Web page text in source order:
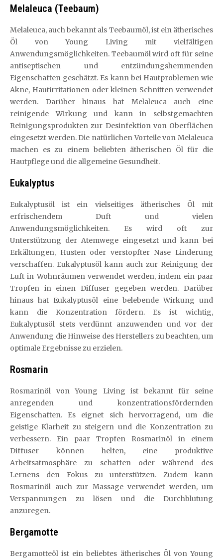
Melaleuca (Teebaum)
Melaleuca, auch bekannt als Teebaumöl, ist ein ätherisches
Öl von Young Living mit vielfältigen
Anwendungsmöglichkeiten. Teebaumöl wird oft für seine
antiseptischen und entzündungshemmenden
Eigenschaften geschätzt. Es kann bei Hautproblemen wie
Akne, Hautirritationen oder kleinen Schnitten verwendet
werden. Darüber hinaus hat Melaleuca auch eine
reinigende Wirkung und kann in selbstgemachten
Reinigungsprodukten zur Desinfektion von Oberflächen
eingesetzt werden. Die natürlichen Vorteile von Melaleuca
machen es zu einem beliebten ätherischen Öl für die
Hautpflege und die allgemeine Gesundheit.
Eukalyptus
Eukalyptusöl ist ein vielseitiges ätherisches Öl mit
erfrischendem Duft und vielen
Anwendungsmöglichkeiten. Es wird oft zur
Unterstützung der Atemwege eingesetzt und kann bei
Erkältungen, Husten oder verstopfter Nase Linderung
verschaffen. Eukalyptusöl kann auch zur Reinigung der
Luft in Wohnräumen verwendet werden, indem ein paar
Tropfen in einen Diffuser gegeben werden. Darüber
hinaus hat Eukalyptusöl eine belebende Wirkung und
kann die Konzentration fördern. Es ist wichtig,
Eukalyptusöl stets verdünnt anzuwenden und vor der
Anwendung die Hinweise des Herstellers zu beachten, um
optimale Ergebnisse zu erzielen.
Rosmarin
Rosmarinöl von Young Living ist bekannt für seine
anregenden und konzentrationsfördernden
Eigenschaften. Es eignet sich hervorragend, um die
geistige Klarheit zu steigern und die Konzentration zu
verbessern. Ein paar Tropfen Rosmarinöl in einem
Diffuser können helfen, eine produktive
Arbeitsatmosphäre zu schaffen oder während des
Lernens den Fokus zu unterstützen. Zudem kann
Rosmarinöl auch zur Massage verwendet werden, um
Verspannungen zu lösen und die Durchblutung
anzuregen.
Bergamotte
Bergamotteöl ist ein beliebtes ätherisches Öl von Young